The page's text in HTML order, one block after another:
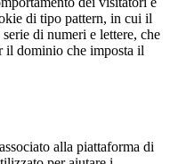
di tipo pattern, in cui il
di numeri e lettere, che
il dominio che imposta il
alla piattaforma di